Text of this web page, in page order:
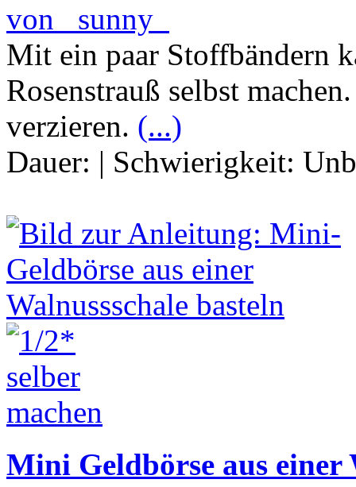
von _sunny_
Mit ein paar Stoffbändern
Rosenstrauß selbst
verzieren. (...)
Dauer: | Schwierigkeit:
Mini Geldbörse aus einer